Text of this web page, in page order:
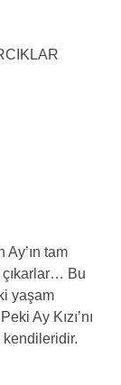
tam
çıkarlar… Bu
yaşam
Ay Kızı’nı
kendileridir.